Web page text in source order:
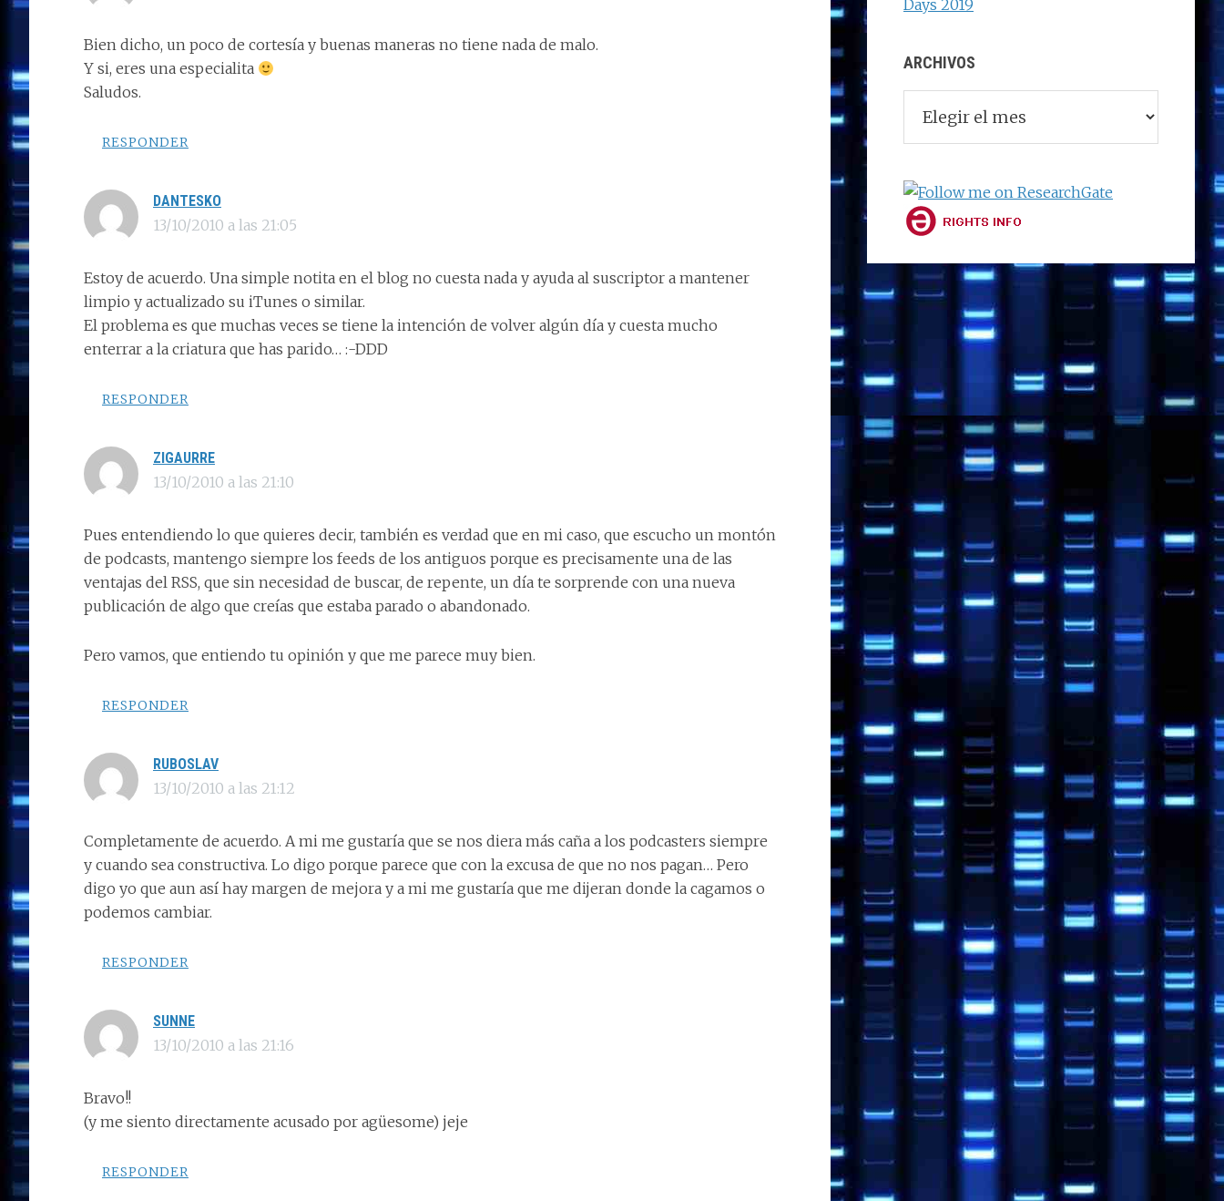
Bien dicho, un poco de cortesía y buenas maneras no tiene nada de malo.
Y si, eres una especialita
Saludos.
RESPONDER
DANTESKO
13/10/2010 a las 21:05
Estoy de acuerdo. Una simple notita en el blog no cuesta nada y ayuda al suscriptor a mantener
limpio y actualizado su iTunes o similar.
El problema es que muchas veces se tiene la intención de volver algún día y cuesta mucho
enterrar a la criatura que has parido… :-DDD
RESPONDER
ZIGAURRE
13/10/2010 a las 21:10
Pues entendiendo lo que quieres decir, también es verdad que en mi caso, que escucho un montón
de podcasts, mantengo siempre los feeds de los antiguos porque es precisamente una de las
ventajas del RSS, que sin necesidad de buscar, de repente, un día te sorprende con una nueva
publicación de algo que creías que estaba parado o abandonado.
Pero vamos, que entiendo tu opinión y que me parece muy bien.
RESPONDER
RUBOSLAV
13/10/2010 a las 21:12
Completamente de acuerdo. A mi me gustaría que se nos diera más caña a los podcasters siempre
y cuando sea constructiva. Lo digo porque parece que con la excusa de que no nos pagan… Pero
digo yo que aun así hay margen de mejora y a mi me gustaría que me dijeran donde la cagamos o
podemos cambiar.
RESPONDER
SUNNE
13/10/2010 a las 21:16
Bravo!!
(y me siento directamente acusado por agüesome) jeje
RESPONDER
Days 2019
ARCHIVOS